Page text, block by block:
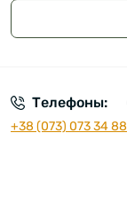
Телефоны:
+38 (073) 073 34 88